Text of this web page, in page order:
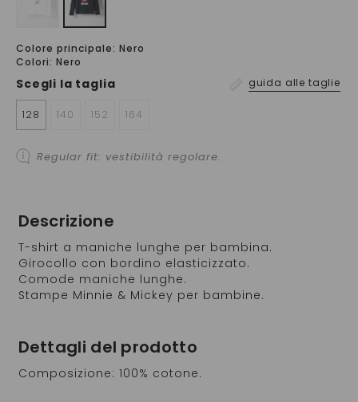
Colore principale: Nero
Colori: Nero
Scegli la taglia guida alle taglie
128 140 152 164
Regular fit: vestibilità regolare.
Descrizione
T-shirt a maniche lunghe per bambina.
Girocollo con bordino elasticizzato.
Comode maniche lunghe.
Stampe Minnie & Mickey per bambine.
Dettagli del prodotto
Composizione: 100% cotone.